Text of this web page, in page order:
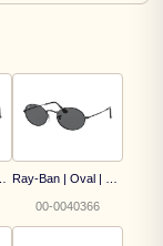
00-0040366